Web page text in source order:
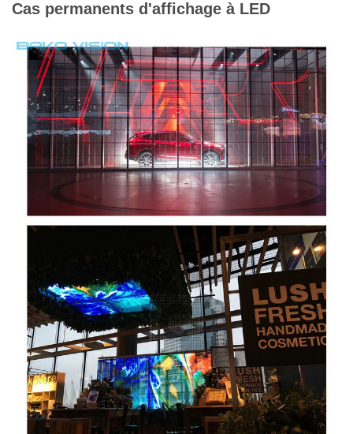
Éclat Jusqu'à 6 000 lentes
Vie prévue 100 000 heures
Estimation d'IP
(avant/arrière)
IP30
Manière
d'entretien
Arrière
Cas permanents d'affichage à LED